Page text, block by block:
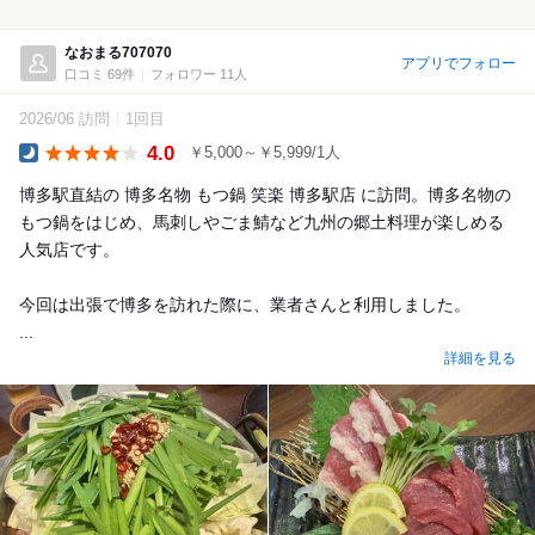
なおまる707070
口コミ 69件 フォロワー 11人
アプリでフォロー
2026/06 訪問 1回目
4.0 ￥5,000～￥5,999/1人
博多駅直結の 博多名物 もつ鍋 笑楽 博多駅店 に訪問。博多名物の
もつ鍋をはじめ、馬刺しやごま鯖など九州の郷土料理が楽しめる
人気店です。
今回は出張で博多を訪れた際に、業者さんと利用しました。
...
詳細を見る